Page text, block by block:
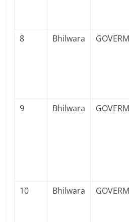
8 Bhilwara
9 Bhilwara
10 Bhilwara